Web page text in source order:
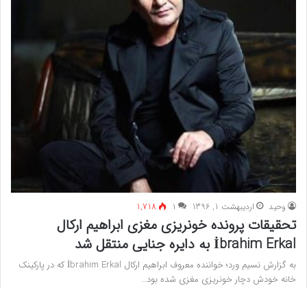
وحید اردیبهشت 1, 1396 ۱ 1,718
تحقیقات پرونده خونریزی مغزی ابراهیم ارکال
İbrahim Erkal به دایره جنایی منتقل شد
به گزارش نسیم ورد؛ خواننده معروف ابراهیم ارکال İbrahim Erkal که در پارکینک
خانه خودش دچار خونریزی مغزی شده بود…